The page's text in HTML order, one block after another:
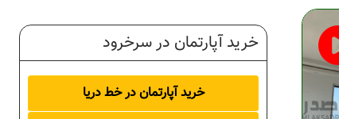
خرید آپارتمان در سرخرود
خرید آپارتمان در خط دریا